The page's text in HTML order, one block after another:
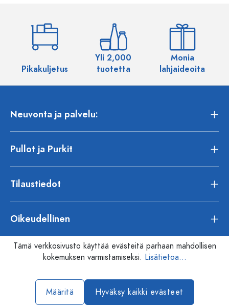
Pikakuljetus
Yli 2,000
tuotetta
Monia
lahjaideoita
Neuvonta ja palvelu:
Pullot ja Purkit
Tilaustiedot
Oikeudellinen
Tämä verkkosivusto käyttää evästeitä parhaan mahdollisen
kokemuksen varmistamiseksi. Lisätietoa...
Määritä Hyväksy kaikki evästeet